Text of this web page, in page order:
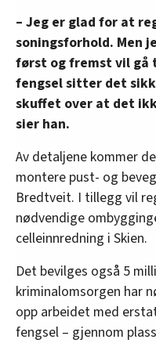
– Jeg er glad for at
soningsforhold. Men
først og fremst vil gå
fengsel sitter det
skuffet over at det
sier han.
Av detaljene kommer
montere pust- og
Bredtveit. I tillegg vil
nødvendige
celleinnredning i Skien.
Det bevilges også 5
kriminalomsorgen har
opp arbeidet med
fengsel – gjennom